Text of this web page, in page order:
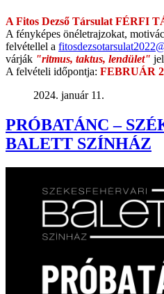
A Fitos Dezső Társulat FÉRFI
A fényképes önéletrajzokat,
felvétellel a
várják "ritmus, taktus, lendület"
A felvételi időpontja: FEBRUÁR
2024. január 11.
PRÓBATÁNC –
BALETT SZÍNHÁZ